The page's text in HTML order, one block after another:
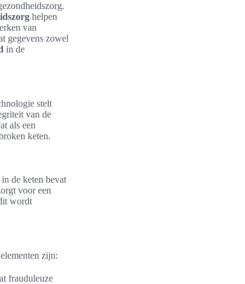
helpen
van
gegevens zowel
in de
stelt
van de
als een
keten.
de keten bevat
voor een
wordt
zijn:
frauduleuze